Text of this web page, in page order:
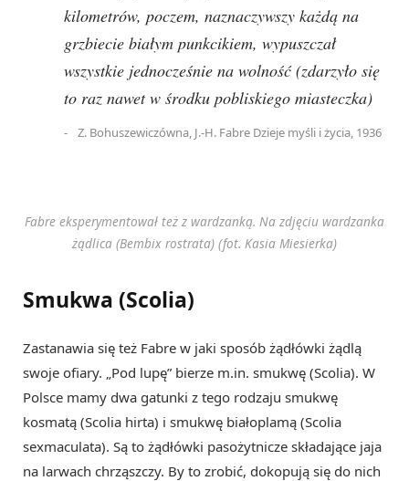
kilometrów, poczem, naznaczywszy każdą na
grzbiecie białym punkcikiem, wypuszczał
wszystkie jednocześnie na wolność (zdarzyło się
to raz nawet w środku pobliskiego miasteczka)
Z. Bohuszewiczówna, J.-H. Fabre Dzieje myśli i życia, 1936
Fabre eksperymentował też z wardzanką. Na zdjęciu wardzanka
żądlica (Bembix rostrata) (fot. Kasia Miesierka)
Smukwa (Scolia)
Zastanawia się też Fabre w jaki sposób żądłówki żądlą
swoje ofiary. „Pod lupę” bierze m.in. smukwę (Scolia). W
Polsce mamy dwa gatunki z tego rodzaju smukwę
kosmatą (Scolia hirta) i smukwę białoplamą (Scolia
sexmaculata). Są to żądłówki pasożytnicze składające jaja
na larwach chrząszczy. By to zrobić, dokopują się do nich